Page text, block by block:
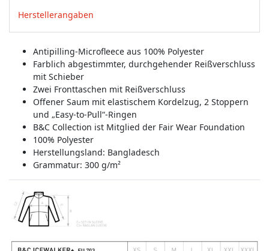
Herstellerangaben
Antipilling-Microfleece aus 100% Polyester
Farblich abgestimmter, durchgehender Reißverschluss
mit Schieber
Zwei Fronttaschen mit Reißverschluss
Offener Saum mit elastischem Kordelzug, 2 Stoppern
und „Easy-to-Pull“-Ringen
B&C Collection ist Mitglied der Fair Wear Foundation
100% Polyester
Herstellungsland: Bangladesch
Grammatur: 300 g/m²